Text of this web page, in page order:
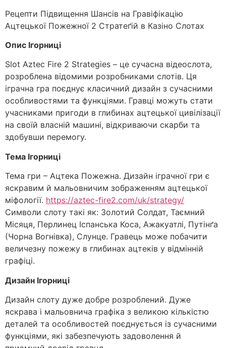
Рецепти Підвищення Шансів на Гравіфікацію
Ацтецької Пожежної 2 Стратеґій в Казіно Слотах
Опис Ігорниці
Slot Aztec Fire 2 Strategies – це сучасна відеослота,
розроблена відомими розробниками слотів. Ця
іграчна гра поєднує класичний дизайн з сучасними
особливостями та функціями. Гравці можуть стати
учасниками пригоди в глибинах ацтецької цивілізації
на своїй власній машині, відкриваючи скарби та
здобувши перемогу.
Тема Ігорниці
Тема гри – Ацтека Пожежна. Дизайн іграчної гри є
яскравим й мальовничим зображенням ацтецької
міфології. https://aztec-fire2.com/uk/strategy/
Символи слоту такі як: Золотий Солдат, Таємний
Місяця, Перлинец Іспанська Коса, Ажакуатлі, Путінґа
(Чорна Вогнівка), Слунце. Гравець може побачити
величезну пожежу в глибинах ацтеків у відмінній
графіці.
Дизайн Ігорниці
Дизайн слоту дуже добре розроблений. Дуже
яскрава і мальовнича графіка з великою кількістю
деталей та особливостей поєднується із сучасними
функціями, які забезпечують задоволення й